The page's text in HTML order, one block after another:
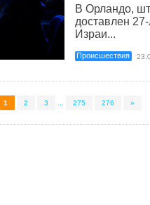
В Орландо,
доставлен
Израи...
Происшествия
1 2 3 275 276 »